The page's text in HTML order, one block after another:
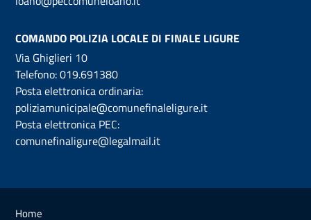
COMANDO POLIZIA LOCALE DI FINALE LIGURE
Via Ghiglieri 10
Telefono:019.691380
Posta elettronica ordinaria:
poliziamunicipale@comunefinaleligure.it
Posta elettronica PEC:
comunefinaligure@legalmail.it
Home